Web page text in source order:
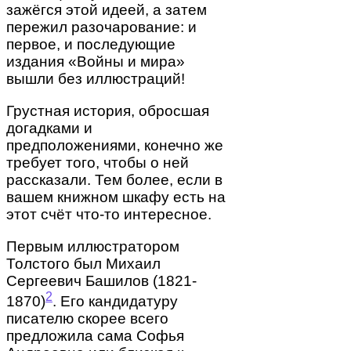
зажёгся этой идеей, а затем
пережил разочарование: и
первое, и последующие
издания «Войны и мира»
вышли без иллюстраций!
Грустная история, обросшая
догадками и
предположениями, конечно же
требует того, чтобы о ней
рассказали. Тем более, если в
вашем книжном шкафу есть на
этот счёт что-то интересное.
Первым иллюстратором
Толстого был Михаил
Сергеевич Башилов (1821-
1870)2. Его кандидатуру
писателю скорее всего
предложила сама Софья